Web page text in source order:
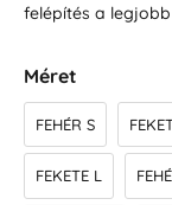
felépítés a
Méret
FEHÉR S
FEKETE L